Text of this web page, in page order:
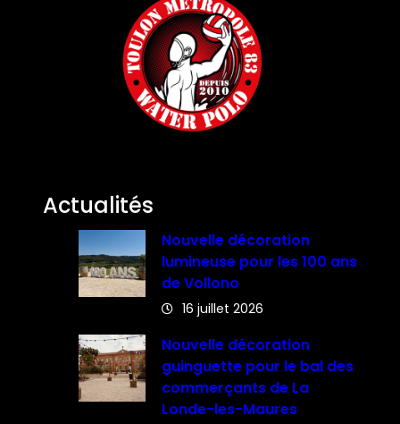
Actualités
Nouvelle décoration
lumineuse pour les 100 ans
de Vollono
16 juillet 2026
Nouvelle décoration
guinguette pour le bal des
commerçants de La
Londe-les-Maures